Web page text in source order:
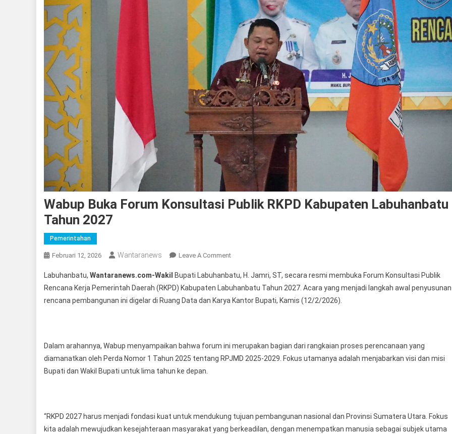
Wabup Buka Forum Konsultasi Publik RKPD Kabupaten Labuhanbatu
Tahun 2027
Pemerintahan
Februari 12, 2026 Wantaranews Leave A CommentOn
Buka
Forum
Konsultasi
Labuhanbatu
Tahun
Labuhanbatu, Wantaranews.com-Wakil
Bupati Labuhanbatu, H. Jamri, ST, secara resmi membuka Forum Konsultasi Publik
Rencana Kerja Pemerintah Daerah (RKPD) Kabupaten Labuhanbatu Tahun 2027. Acara yang menjadi langkah awal penyusunan
rencana pembangunan ini digelar di Ruang Data dan Karya Kantor Bupati, Kamis (12/2/2026).
Dalam arahannya, Wabup menyampaikan bahwa forum ini merupakan bagian dari rangkaian proses perencanaan yang
diamanatkan oleh Perda Nomor 1 Tahun 2025 tentang RPJMD 2025-2029. Fokus utamanya adalah menjabarkan visi dan misi
Bupati dan Wakil Bupati untuk lima tahun ke depan.
“RKPD 2027 harus menjadi fondasi kuat untuk mendukung tujuan pembangunan nasional dan Provinsi Sumatera Utara. Fokus
kita adalah mewujudkan kesejahteraan masyarakat yang berkeadilan, dengan menempatkan manusia sebagai subjek utama